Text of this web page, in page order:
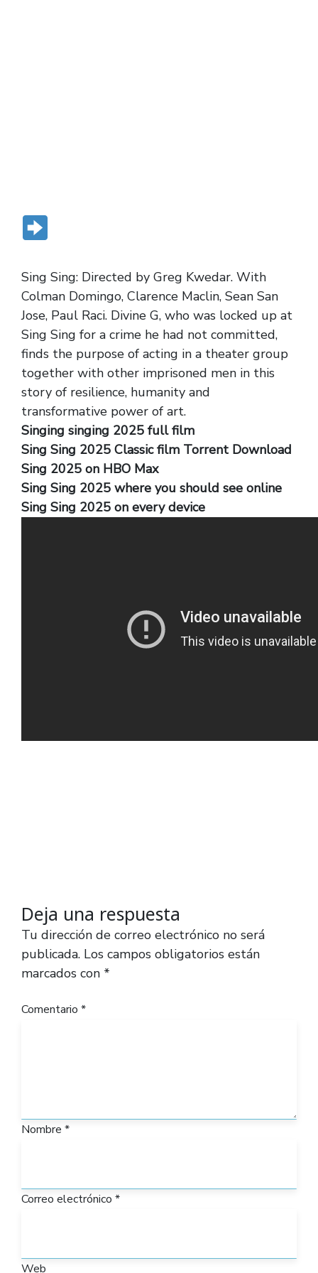
Sing Sing: Directed by Greg Kwedar. With
Colman Domingo, Clarence Maclin, Sean San
Jose, Paul Raci. Divine G, who was locked up at
Sing Sing for a crime he had not committed,
finds the purpose of acting in a theater group
together with other imprisoned men in this
story of resilience, humanity and
transformative power of art.
Singing singing 2025 full film
Sing Sing 2025 Classic film Torrent Download
Sing 2025 on HBO Max
Sing Sing 2025 where you should see online
Sing Sing 2025 on every device
Deja una respuesta
Tu dirección de correo electrónico no será
publicada. Los campos obligatorios están
marcados con *
Comentario *
Nombre *
Correo electrónico *
Web